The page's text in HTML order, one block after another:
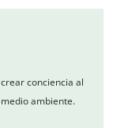
conciencia al
ambiente.